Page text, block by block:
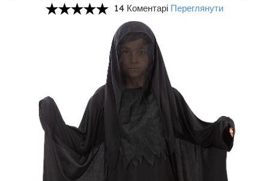
14 Коментарі Переглянути